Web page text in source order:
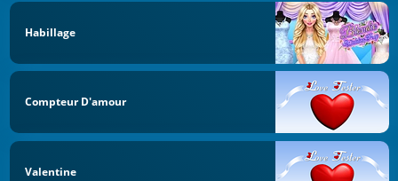
Habillage
Compteur D'amour
Valentine